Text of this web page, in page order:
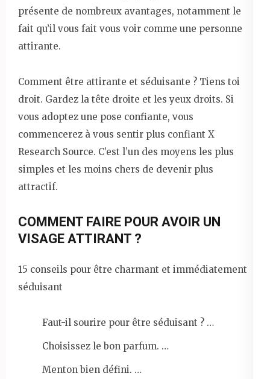
présente de nombreux avantages, notamment le
fait qu’il vous fait vous voir comme une personne
attirante.
Comment être attirante et séduisante ? Tiens toi
droit. Gardez la tête droite et les yeux droits. Si
vous adoptez une pose confiante, vous
commencerez à vous sentir plus confiant X
Research Source. C’est l’un des moyens les plus
simples et les moins chers de devenir plus
attractif.
COMMENT FAIRE POUR AVOIR UN
VISAGE ATTIRANT ?
15 conseils pour être charmant et immédiatement
séduisant
Faut-il sourire pour être séduisant ? …
Choisissez le bon parfum. …
Menton bien défini. …